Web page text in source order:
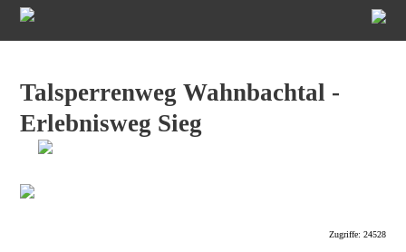
Talsperrenweg Wahnbachtal -
Erlebnisweg Sieg
Zugriffe: 24528